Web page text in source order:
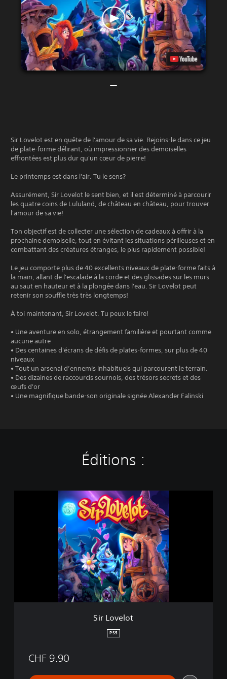
Sir Lovelot est en quête de l'amour de sa vie. Rejoins-le dans ce jeu
de plate-forme délirant, où impressionner des demoiselles
effrontées est plus dur qu'un cœur de pierre!
Le printemps est dans l'air. Tu le sens?
Assurément, Sir Lovelot le sent bien, et il est déterminé à parcourir
les quatre coins de Lululand, de château en château, pour trouver
l'amour de sa vie!
Ton objectif est de collecter une sélection de cadeaux à offrir à la
prochaine demoiselle, tout en évitant les situations périlleuses et en
combattant des créatures étranges, le plus rapidement possible!
Le jeu comporte plus de 40 excellents niveaux de plate-forme faits à
la main, allant de l'escalade à la corde et des glissades sur les murs
au saut en hauteur et à la plongée dans l'eau. Sir Lovelot peut
retenir son souffle très très longtemps!
À toi maintenant, Sir Lovelot. Tu peux le faire!
• Une aventure en solo, étrangement familière et pourtant comme
aucune autre
• Des centaines d'écrans de défis de plates-formes, sur plus de 40
niveaux
• Tout un arsenal d’ennemis inhabituels qui parcourent le terrain.
• Des dizaines de raccourcis sournois, des trésors secrets et des
œufs d'or
• Une magnifique bande-son originale signée Alexander Falinski
Éditions :
Sir Lovelot
PS5
CHF 9.90